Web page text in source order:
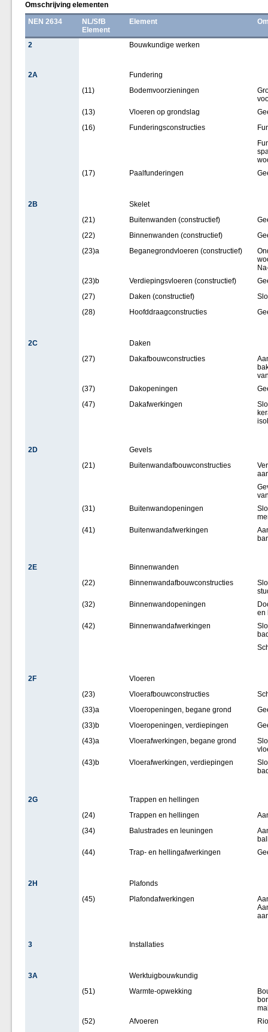
Omschrijving elementen
NEN 2634
NL/SfB
Element
Element
2 Bouwkundige werken
2A
Fundering
(11)
Bodemvoorzieningen
(13)
Vloeren op grondslag
(16)
Funderingsconstructies
(17)
Paalfunderingen
2B
Skelet
(21)
Buitenwanden (constructief)
(22)
Binnenwanden (constructief)
(23)a
Beganegrondvloeren (constructief)
(23)b
Verdiepingsvloeren (constructief)
(27)
Daken (constructief)
(28)
Hoofddraagconstructies
2C
Daken
(27)
Dakafbouwconstructies
(37)
Dakopeningen
(47)
Dakafwerkingen
2D
Gevels
(21)
Buitenwandafbouwconstructies
(31)
Buitenwandopeningen
(41)
Buitenwandafwerkingen
2E
Binnenwanden
(22)
Binnenwandafbouwconstructies
(32)
Binnenwandopeningen
en
(42)
Binnenwandafwerkingen
2F
Vloeren
(23)
Vloerafbouwconstructies
(33)a
Vloeropeningen, begane grond
(33)b
Vloeropeningen, verdiepingen
(43)a
Vloerafwerkingen, begane grond
(43)b
Vloerafwerkingen, verdiepingen
2G
Trappen en hellingen
(24)
Trappen en hellingen
(34)
Balustrades en leuningen
(44)
Trap- en hellingafwerkingen
2H
Plafonds
(45)
Plafondafwerkingen
3 Installaties
3A
Werktuigbouwkundig
(51)
Warmte-opwekking
(52)
Afvoeren